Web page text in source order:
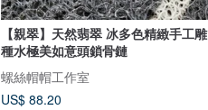
【親翠】天然翡翠 冰多色精緻手工雕
種水極美如意頭鎖骨鏈
螺絲帽帽工作室
US$ 88.20